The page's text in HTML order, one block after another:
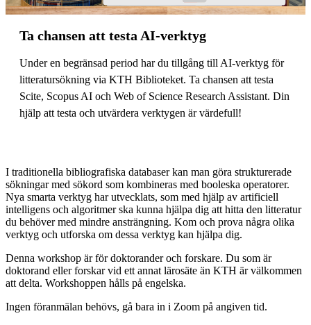
Ta chansen att testa AI-verktyg
Under en begränsad period har du tillgång till AI-verktyg för
litteratursökning via KTH Biblioteket. Ta chansen att testa
Scite, Scopus AI och Web of Science Research Assistant. Din
hjälp att testa och utvärdera verktygen är värdefull!
I traditionella bibliografiska databaser kan man göra strukturerade
sökningar med sökord som kombineras med booleska operatorer.
Nya smarta verktyg har utvecklats, som med hjälp av artificiell
intelligens och algoritmer ska kunna hjälpa dig att hitta den litteratur
du behöver med mindre ansträngning. Kom och prova några olika
verktyg och utforska om dessa verktyg kan hjälpa dig.
Denna workshop är för doktorander och forskare. Du som är
doktorand eller forskar vid ett annat lärosäte än KTH är välkommen
att delta. Workshoppen hålls på engelska.
Ingen föranmälan behövs, gå bara in i Zoom på angiven tid.